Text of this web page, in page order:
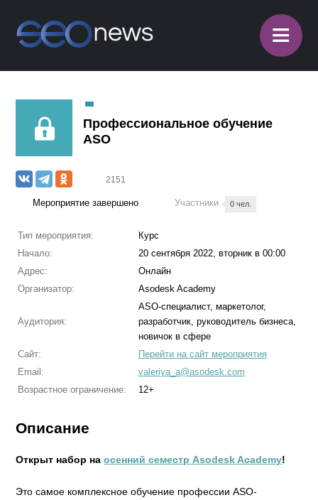
≡
Профессиональное обучение
ASO
2151
Мероприятие завершено Участники 0 чел.
Тип мероприятия:
Курс
Начало:
20 сентября 2022, вторник в 00:00
Адрес:
Онлайн
Организатор:
Asodesk Academy
Аудитория:
ASO-специалист, маркетолог,
разработчик, руководитель бизнеса,
новичок в сфере
Сайт:
Перейти на сайт мероприятия
Email:
valeriya_a@asodesk.com
Возрастное ограничение:
12+
Описание
Открыт набор наосенний семестр Asodesk Academy!
Это самое комплексное обучение профессии ASO-